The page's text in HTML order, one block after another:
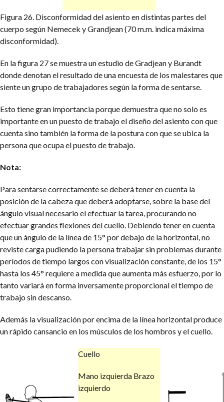
Figura 26. Disconformidad del asiento en distintas partes del
cuerpo según Nemecek y Grandjean (70 m.m. indica máxima
disconformidad).
En la figura 27 se muestra un estudio de Gradjean y Burandt
donde denotan el resultado de una encuesta de los malestares que
siente un grupo de trabajadores según la forma de sentarse.
Esto tiene gran importancia porque demuestra que no solo es
importante en un puesto de trabajo el diseño del asiento con que
cuenta sino también la forma de la postura con que se ubica la
persona que ocupa el puesto de trabajo.
Nota:
Para sentarse correctamente se deberá tener en cuenta la
posición de la cabeza que deberá adoptarse, sobre la base del
ángulo visual necesario el efectuar la tarea, procurando no
efectuar grandes flexiones del cuello. Debiendo tener en cuenta
que un ángulo de la línea de 15° por debajo de la horizontal, no
reviste carga pudiendo la persona trabajar sin problemas durante
períodos de tiempo largos con visualización constante, de los 15°
hasta los 45° requiere a medida que aumenta más esfuerzo, por lo
tanto variará en forma inversamente proporcional el tiempo de
trabajo sin descanso.
Además la visualización por encima de la línea horizontal produce
un rápido cansancio en los músculos de los hombros y el cuello.
Cuello
Mano izquierda Brazo
izquierdo